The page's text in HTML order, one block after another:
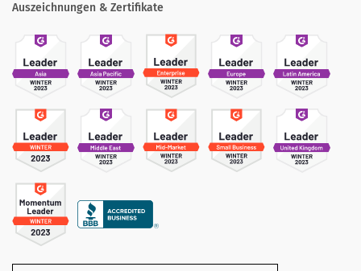
Auszeichnungen & Zertifikate